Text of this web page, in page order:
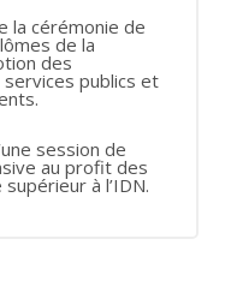
la cérémonie de
de la
des
publics et
session de
au profit des
à l’IDN.